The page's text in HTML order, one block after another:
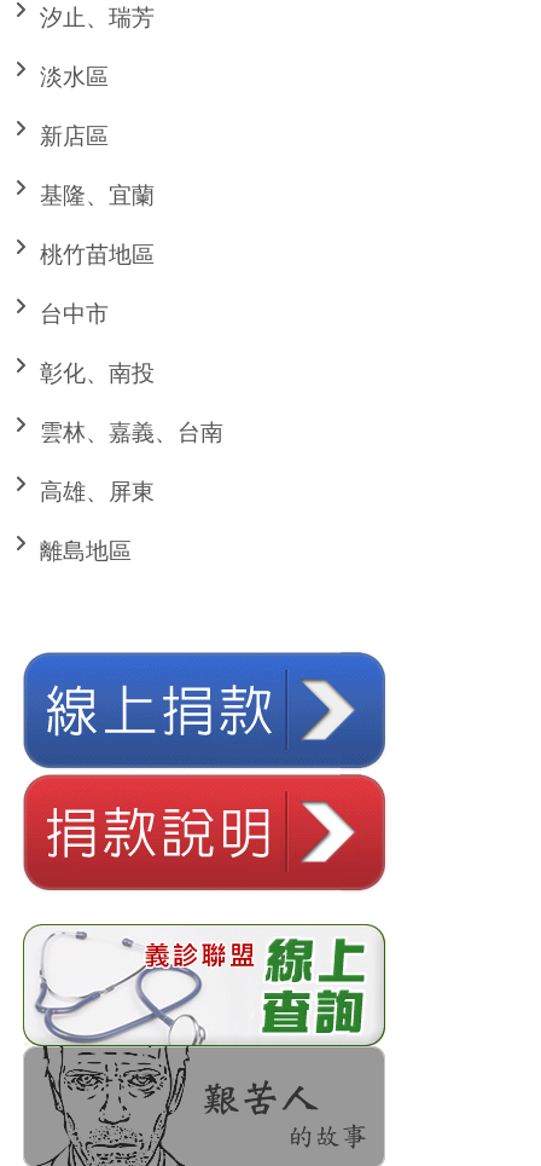
汐止、瑞芳
淡水區
新店區
基隆、宜蘭
桃竹苗地區
台中市
彰化、南投
雲林、嘉義、台南
高雄、屏東
離島地區